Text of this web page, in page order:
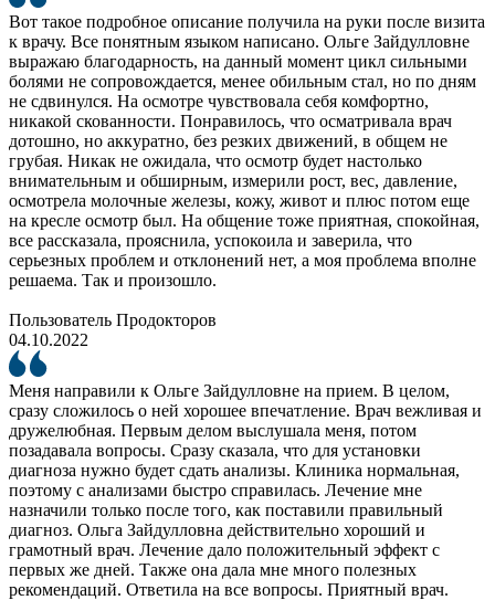
Вот такое подробное описание получила на руки после визита
к врачу. Все понятным языком написано. Ольге Зайдулловне
выражаю благодарность, на данный момент цикл сильными
болями не сопровождается, менее обильным стал, но по дням
не сдвинулся. На осмотре чувствовала себя комфортно,
никакой скованности. Понравилось, что осматривала врач
дотошно, но аккуратно, без резких движений, в общем не
грубая. Никак не ожидала, что осмотр будет настолько
внимательным и обширным, измерили рост, вес, давление,
осмотрела молочные железы, кожу, живот и плюс потом еще
на кресле осмотр был. На общение тоже приятная, спокойная,
все рассказала, прояснила, успокоила и заверила, что
серьезных проблем и отклонений нет, а моя проблема вполне
решаема. Так и произошло.
Пользователь Продокторов
04.10.2022
Меня направили к Ольге Зайдулловне на прием. В целом,
сразу сложилось о ней хорошее впечатление. Врач вежливая и
дружелюбная. Первым делом выслушала меня, потом
позадавала вопросы. Сразу сказала, что для установки
диагноза нужно будет сдать анализы. Клиника нормальная,
поэтому с анализами быстро справилась. Лечение мне
назначили только после того, как поставили правильный
диагноз. Ольга Зайдулловна действительно хороший и
грамотный врач. Лечение дало положительный эффект с
первых же дней. Также она дала мне много полезных
рекомендаций. Ответила на все вопросы. Приятный врач.